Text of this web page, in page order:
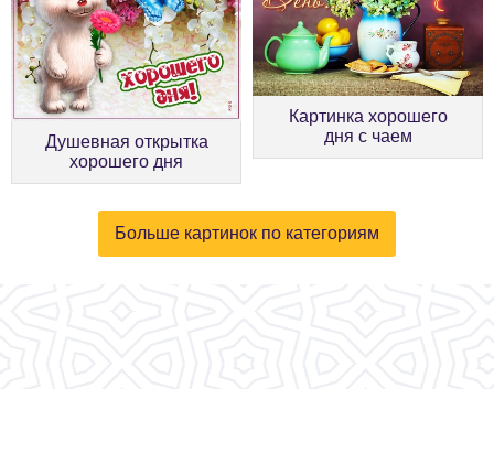
Душевная открытка
хорошего дня
Картинка хорошего
дня с чаем
Больше картинок по категориям